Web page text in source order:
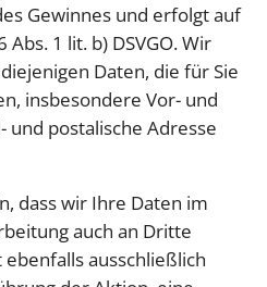
Gewinnes und erfolgt auf
1 lit. b) DSVGO. Wir
Daten, die für Sie
insbesondere Vor- und
und postalische Adresse
dass wir Ihre Daten im
auch an Dritte
ausschließlich